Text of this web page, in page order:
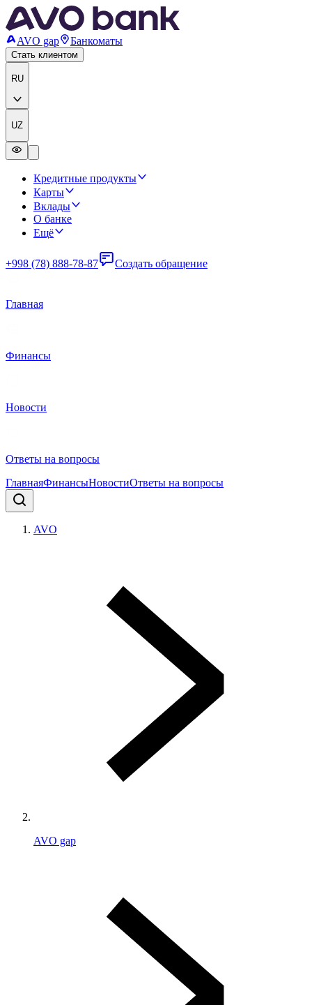
AVO gap Банкоматы
Стать клиентом
RU
UZ
Кредитные продукты
Карты
Вклады
О банке
Ещё
+998 (78) 888-78-87 Создать обращение
Главная
Финансы
Новости
Ответы на вопросы
ГлавнаяФинансыНовостиОтветы на вопросы
AVO
AVO gap